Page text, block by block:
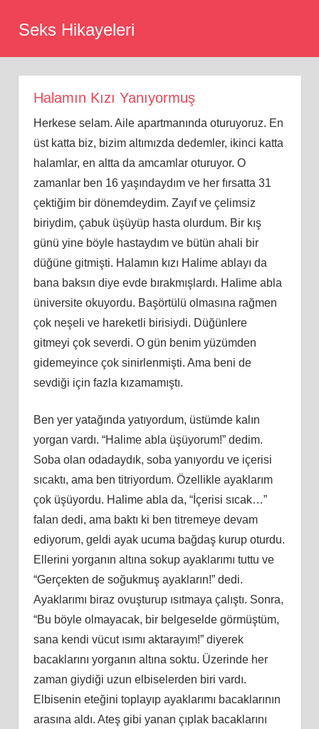
Seks Hikayeleri
Halamın Kızı Yanıyormuş
Herkese selam. Aile apartmanında oturuyoruz. En
üst katta biz, bizim altımızda dedemler, ikinci katta
halamlar, en altta da amcamlar oturuyor. O
zamanlar ben 16 yaşındaydım ve her fırsatta 31
çektiğim bir dönemdeydim. Zayıf ve çelimsiz
biriydim, çabuk üşüyüp hasta olurdum. Bir kış
günü yine böyle hastaydım ve bütün ahali bir
düğüne gitmişti. Halamın kızı Halime ablayı da
bana baksın diye evde bırakmışlardı. Halime abla
üniversite okuyordu. Başörtülü olmasına rağmen
çok neşeli ve hareketli birisiydi. Düğünlere
gitmeyi çok severdi. O gün benim yüzümden
gidemeyince çok sinirlenmişti. Ama beni de
sevdiği için fazla kızamamıştı.
Ben yer yatağında yatıyordum, üstümde kalın
yorgan vardı. “Halime abla üşüyorum!” dedim.
Soba olan odadaydık, soba yanıyordu ve içerisi
sıcaktı, ama ben titriyordum. Özellikle ayaklarım
çok üşüyordu. Halime abla da, “İçerisi sıcak…”
falan dedi, ama baktı ki ben titremeye devam
ediyorum, geldi ayak ucuma bağdaş kurup oturdu.
Ellerini yorganın altına sokup ayaklarımı tuttu ve
“Gerçekten de soğukmuş ayakların!” dedi.
Ayaklarımı biraz ovuşturup ısıtmaya çalıştı. Sonra,
“Bu böyle olmayacak, bir belgeselde görmüştüm,
sana kendi vücut ısımı aktarayım!” diyerek
bacaklarını yorganın altına soktu. Üzerinde her
zaman giydiği uzun elbiselerden biri vardı.
Elbisenin eteğini toplayıp ayaklarımı bacaklarının
arasına aldı. Ateş gibi yanan çıplak bacaklarını